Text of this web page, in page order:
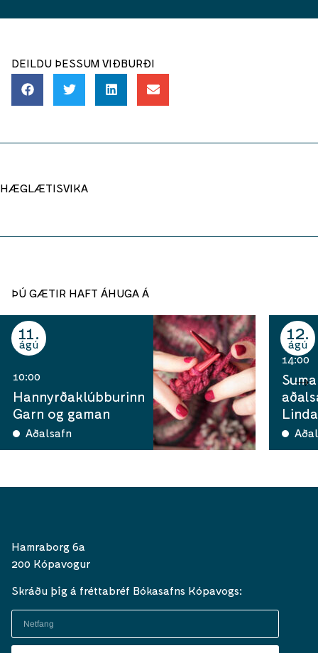
DEILDU ÞESSUM VIÐBURÐI
HÆGLÆTISVIKA
ÞÚ GÆTIR HAFT ÁHUGA Á
11
ágú
10:00
Hannyrðaklúbburinn
Garn og gaman
Aðalsafn
12
ágú
14:00
Hamraborg 6a
200 Kópavogur
Skráðu þig á fréttabréf Bókasafns Kópavogs: